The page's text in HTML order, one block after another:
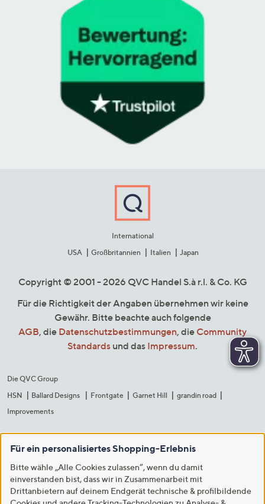
International
USA
Großbritannien Italien Japan
Copyright © 2001 - 2026 QVC Handel S.à r.l. & Co. KG
Für die Richtigkeit der Angaben übernehmen wir keine
Gewähr. Bitte beachte auch folgende
AGB, die Datenschutzbestimmungen, die Community
Standards und das Impressum.
Die QVC Group
HSN
Ballard Designs Frontgate Garnet Hill
grandin road
Improvements
Für ein personalisiertes Shopping-Erlebnis
Bitte wähle „Alle Cookies zulassen“, wenn du damit
einverstanden bist, dass wir in Zusammenarbeit mit
Drittanbietern auf deinem Endgerät technische & profilbildende